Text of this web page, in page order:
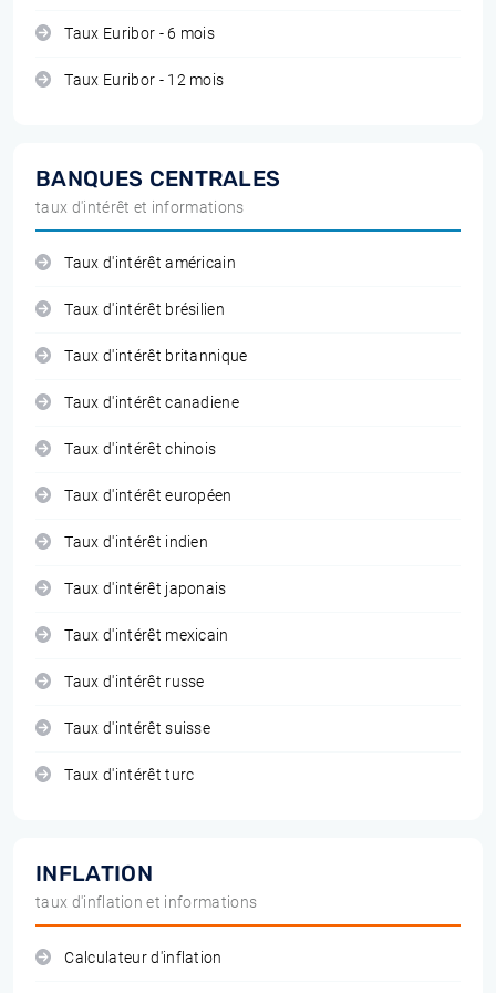
Taux Euribor - 6 mois
Taux Euribor - 12 mois
BANQUES CENTRALES
taux d'intérêt et informations
Taux d'intérêt américain
Taux d'intérêt brésilien
Taux d'intérêt britannique
Taux d'intérêt canadiene
Taux d'intérêt chinois
Taux d'intérêt européen
Taux d'intérêt indien
Taux d'intérêt japonais
Taux d'intérêt mexicain
Taux d'intérêt russe
Taux d'intérêt suisse
Taux d'intérêt turc
INFLATION
taux d'inflation et informations
Calculateur d'inflation